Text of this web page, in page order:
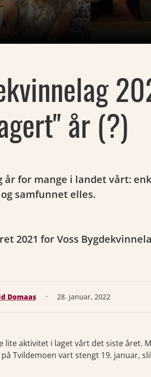
år (?)
år for mange i landet vårt:
og samfunnet elles.
2021 for Voss
Domaas · 28. januar, 2022
aktivitet i laget vårt det siste året.
Tvildemoen vart stengt 19. januar,